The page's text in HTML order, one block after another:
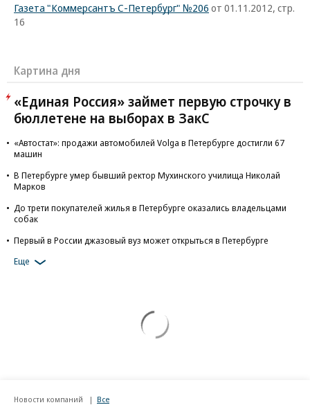
Газета "Коммерсантъ С-Петербург" №206 от 01.11.2012, стр.
16
Картина дня
«Единая Россия» займет первую строчку в
бюллетене на выборах в ЗакС
«Автостат»: продажи автомобилей Volga в Петербурге достигли 67
машин
В Петербурге умер бывший ректор Мухинского училища Николай
Марков
До трети покупателей жилья в Петербурге оказались владельцами
собак
Первый в России джазовый вуз может открыться в Петербурге
Еще
Новости компаний Все